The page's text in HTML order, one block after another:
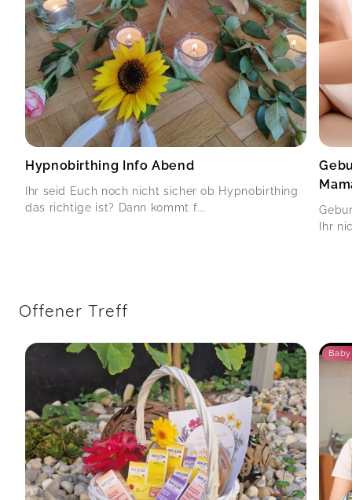
Hypnobirthing Info Abend
Ihr seid Euch noch nicht sicher ob Hypnobirthing
das richtige ist? Dann kommt f...
Ihr
Offener Treff
Baby